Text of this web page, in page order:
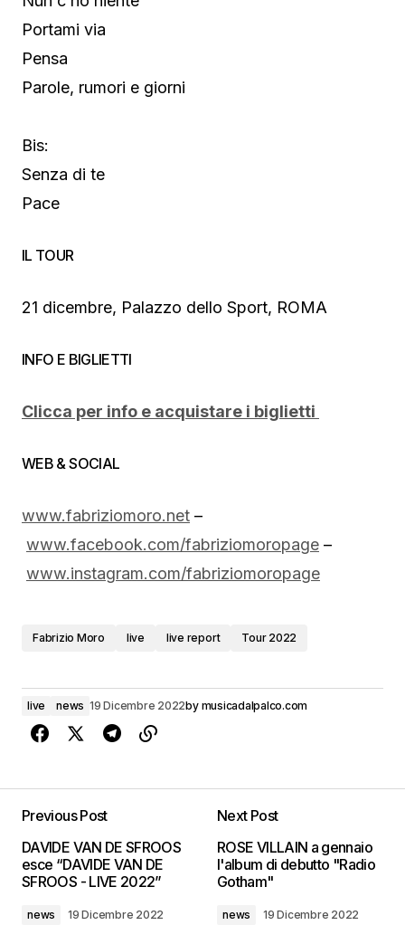
Portami via
Pensa
Parole, rumori e giorni
Bis:
Senza di te
Pace
IL TOUR
21 dicembre, Palazzo dello Sport, ROMA
INFO E BIGLIETTI
Clicca per info e acquistare i biglietti
WEB & SOCIAL
www.fabriziomoro.net –
www.facebook.com/fabriziomoropage –
www.instagram.com/fabriziomoropage
Fabrizio Moro live live report Tour 2022
live news 19 Dicembre 2022by musicadalpalco.com
Previous Post
DAVIDE VAN DE SFROOS
esce “DAVIDE VAN DE
SFROOS - LIVE 2022”
news 19 Dicembre 2022
Next Post
ROSE VILLAIN a gennaio
l'album di debutto "Radio
Gotham"
news 19 Dicembre 2022